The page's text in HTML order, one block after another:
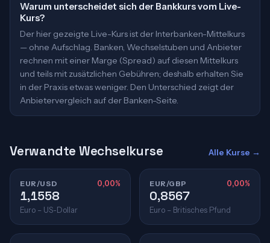
Warum unterscheidet sich der Bankkurs vom Live-
Kurs?
Der hier gezeigte Live-Kurs ist der Interbanken-Mittelkurs
— ohne Aufschlag. Banken, Wechselstuben und Anbieter
rechnen mit einer Marge (Spread) auf diesen Mittelkurs
und teils mit zusätzlichen Gebühren; deshalb erhalten Sie
in der Praxis etwas weniger. Den Unterschied zeigt der
Anbietervergleich auf der Banken-Seite.
Verwandte Wechselkurse Alle Kurse →
EUR/USD 0,00%
1,1558
Euro – US-Dollar
EUR/GBP 0,00%
0,8567
Euro – Britisches Pfund